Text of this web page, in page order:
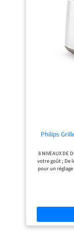
circuits Nettoyage
couvercle anti-
Philips
8 NIVEAUX DE
votre goût ; De
pour un réglage
largeur
ACCESSOIRE
réchauffer
pratique pour
SECONDES :
Réchauffe en
NETTOYAGE